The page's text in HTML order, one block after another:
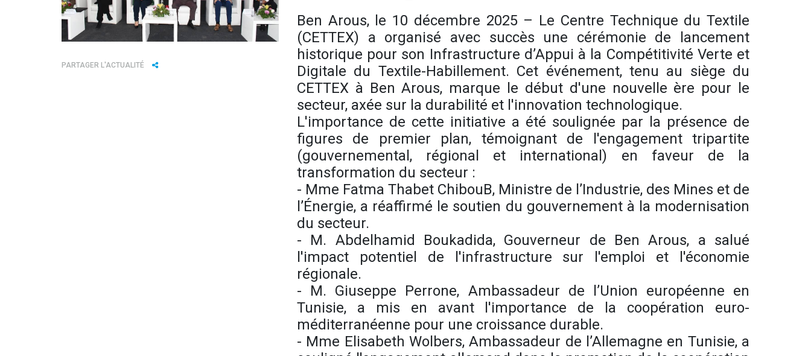
PARTAGER L'ACTUALITÉ
Ben Arous, le 10 décembre 2025 – Le Centre Technique du Textile
(CETTEX) a organisé avec succès une cérémonie de lancement
historique pour son Infrastructure d’Appui à la Compétitivité Verte et
Digitale du Textile-Habillement. Cet événement, tenu au siège du
CETTEX à Ben Arous, marque le début d'une nouvelle ère pour le
secteur, axée sur la durabilité et l'innovation technologique.
L'importance de cette initiative a été soulignée par la présence de
figures de premier plan, témoignant de l'engagement tripartite
(gouvernemental, régional et international) en faveur de la
transformation du secteur :
- Mme Fatma Thabet ChibouB, Ministre de l’Industrie, des Mines et de
l’Énergie, a réaffirmé le soutien du gouvernement à la modernisation
du secteur.
- M. Abdelhamid Boukadida, Gouverneur de Ben Arous, a salué
l'impact potentiel de l'infrastructure sur l'emploi et l'économie
régionale.
- M. Giuseppe Perrone, Ambassadeur de l’Union européenne en
Tunisie, a mis en avant l'importance de la coopération euro-
méditerranéenne pour une croissance durable.
- Mme Elisabeth Wolbers, Ambassadeur de l’Allemagne en Tunisie, a